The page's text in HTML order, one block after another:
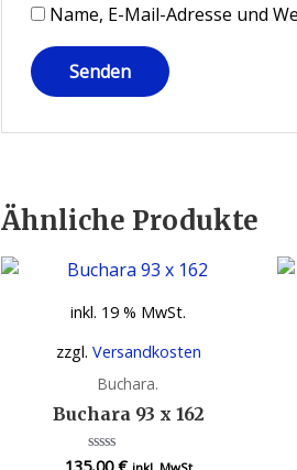
Name, E-Mail-Adresse und
Ähnliche Produkte
inkl. 19 % MwSt.
zzgl. Versandkosten
Buchara.
Buchara 93 x 162
Bewertet
135,00€